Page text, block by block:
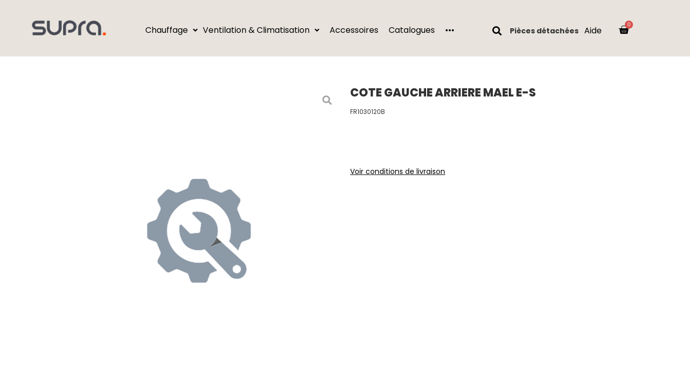
Chauffage Ventilation & Climatisation Accessoires Catalogues ··· Pièces détachées Aide
COTE GAUCHE ARRIERE MAEL E-S
FR1030120B
Voir conditions de livraison